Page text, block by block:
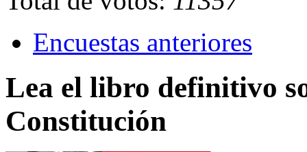
Encuestas anteriores
Lea el libro definitivo
Constitución